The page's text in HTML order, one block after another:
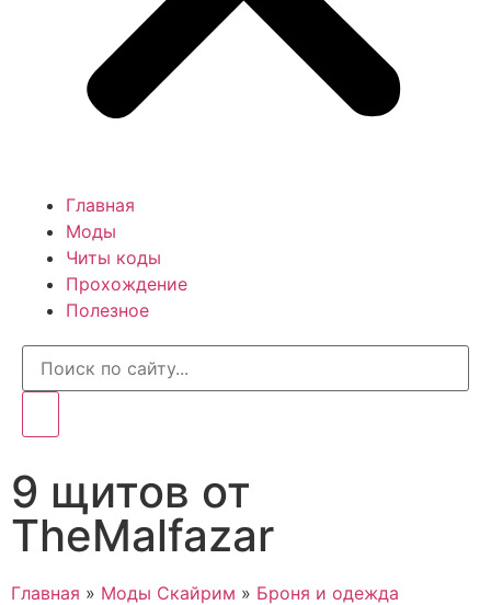
Главная
Моды
Читы коды
Прохождение
Полезное
9 щитов от
TheMalfazar
Главная » Моды Скайрим » Броня и одежда